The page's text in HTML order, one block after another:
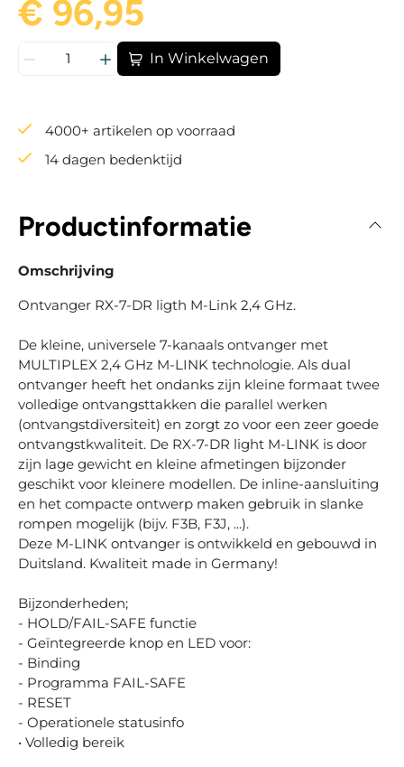
€ 96,95
In Winkelwagen
4000+ artikelen op voorraad
14 dagen bedenktijd
Productinformatie
Omschrijving
Ontvanger RX-7-DR ligth M-Link 2,4 GHz.
De kleine, universele 7-kanaals ontvanger met
MULTIPLEX 2,4 GHz M-LINK technologie. Als dual
ontvanger heeft het ondanks zijn kleine formaat twee
volledige ontvangsttakken die parallel werken
(ontvangstdiversiteit) en zorgt zo voor een zeer goede
ontvangstkwaliteit. De RX-7-DR light M-LINK is door
zijn lage gewicht en kleine afmetingen bijzonder
geschikt voor kleinere modellen. De inline-aansluiting
en het compacte ontwerp maken gebruik in slanke
rompen mogelijk (bijv. F3B, F3J, ...).
Deze M-LINK ontvanger is ontwikkeld en gebouwd in
Duitsland. Kwaliteit made in Germany!
Bijzonderheden;
- HOLD/FAIL-SAFE functie
- Geïntegreerde knop en LED voor:
- Binding
- Programma FAIL-SAFE
- RESET
- Operationele statusinfo
• Volledig bereik